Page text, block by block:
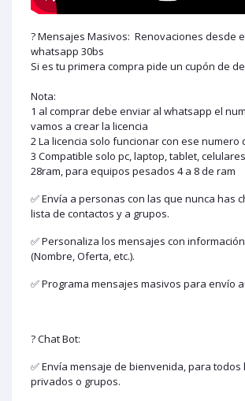
? Mensajes Masivos: Renovaciones desde
whatsapp 30bs
Si es tu primera compra pide un cupón de
Nota:
1 al comprar debe enviar al whatsapp el
vamos a crear la licencia
2 La licencia solo funcionar con ese numero
3 Compatible solo pc, laptop, tablet,
28ram, para equipos pesados 4 a 8 de ram
✅ Envía a personas con las que nunca has
lista de contactos y a grupos.
✅ Personaliza los mensajes con
(Nombre, Oferta, etc.).
✅ Programa mensajes masivos para envío
? Chat Bot:
✅ Envía mensaje de bienvenida, para todos
privados o grupos.